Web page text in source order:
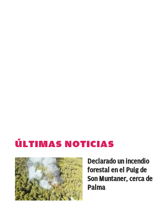
ÚLTIMAS NOTICIAS
Declarado un incendio
forestal en el Puig de
Son Muntaner, cerca de
Palma